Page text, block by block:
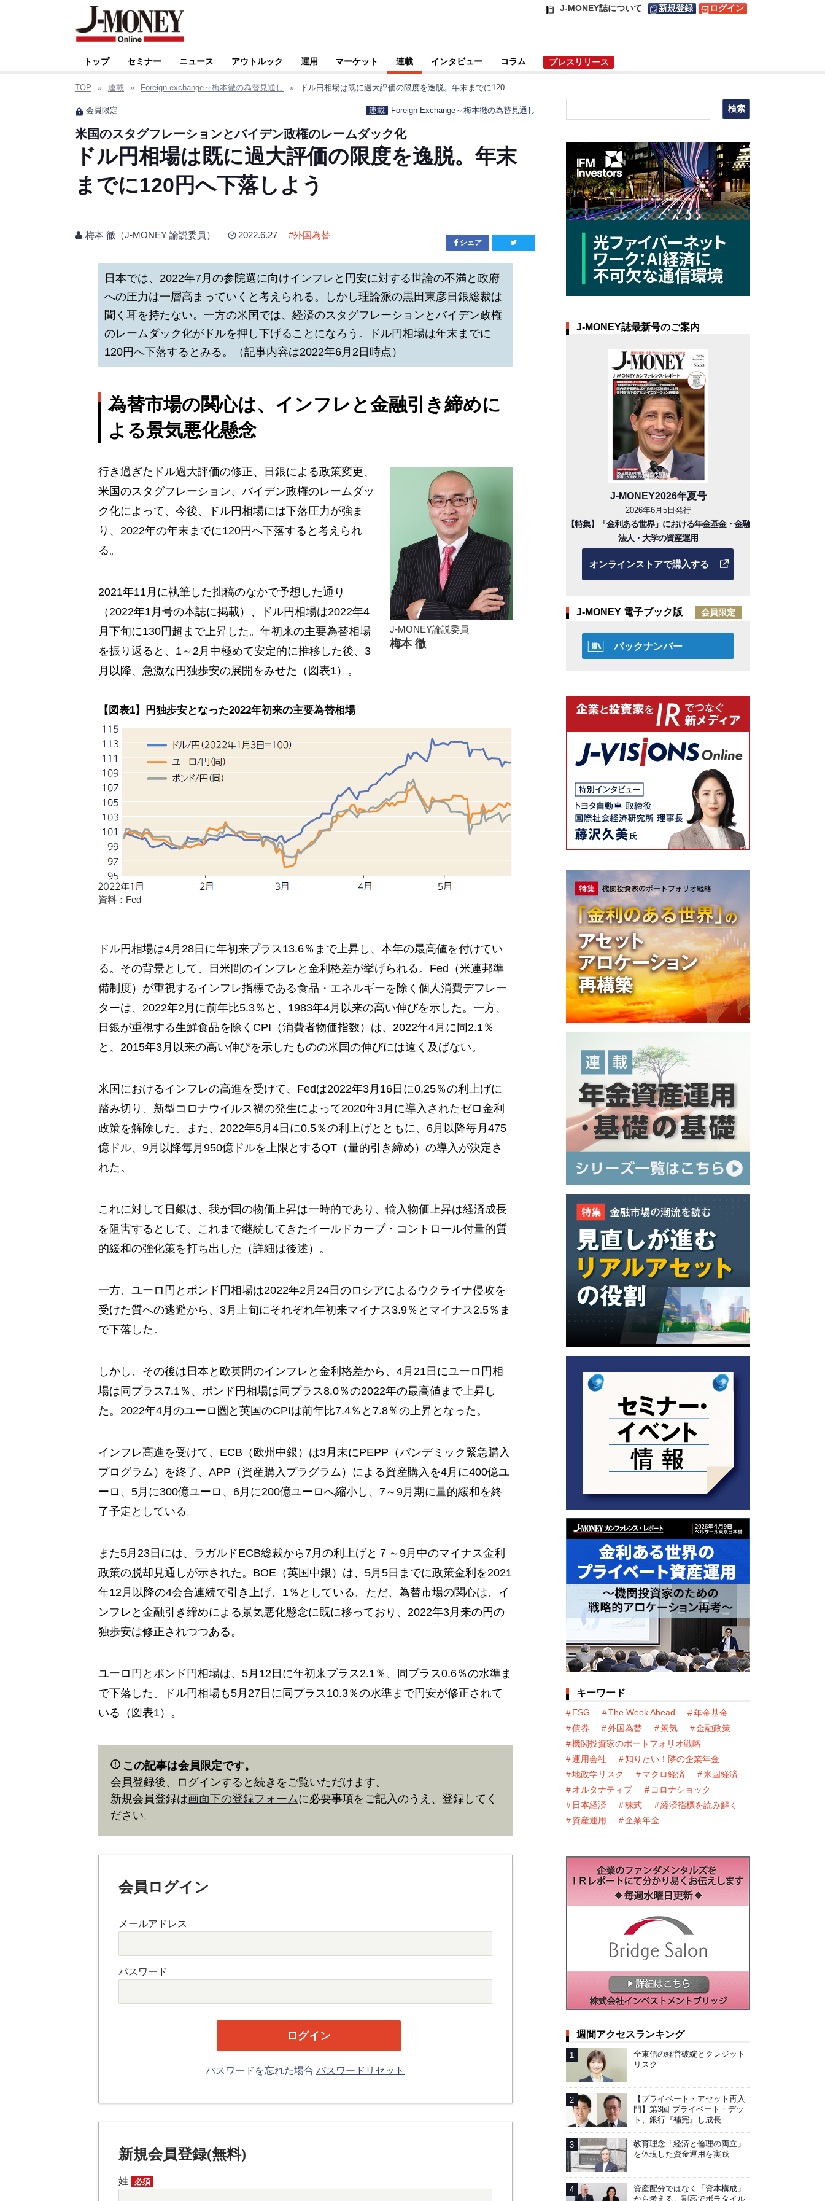
J-MONEY誌について 新規登録 ログイン
トップ セミナー ニュース アウトルック 運用 マーケット 連載 インタビュー コラム プレスリリース
TOP » 連載 » Foreign exchange～梅本徹の為替見通し » ドル円相場は既に過大評価の限度を逸脱。年末までに120円へ下落しよう
会員限定 連載 Foreign Exchange～梅本徹の為替見通し
米国のスタグフレーションとバイデン政権のレームダック化
ドル円相場は既に過大評価の限度を逸脱。年末
までに120円へ下落しよう
梅本 徹（J-MONEY 論説委員） 2022.6.27 #外国為替
シェア
日本では、2022年7月の参院選に向けインフレと円安に対する世論の不満と政府
への圧力は一層高まっていくと考えられる。しかし理論派の黒田東彦日銀総裁は
聞く耳を持たない。一方の米国では、経済のスタグフレーションとバイデン政権
のレームダック化がドルを押し下げることになろう。ドル円相場は年末までに
120円へ下落するとみる。（記事内容は2022年6月2日時点）
為替市場の関心は、インフレと金融引き締めに
よる景気悪化懸念
J-MONEY論説委員
梅本 徹
行き過ぎたドル過大評価の修正、日銀による政策変更、
米国のスタグフレーション、バイデン政権のレームダッ
ク化によって、今後、ドル円相場には下落圧力が強ま
り、2022年の年末までに120円へ下落すると考えられ
る。
2021年11月に執筆した拙稿のなかで予想した通り
（2022年1月号の本誌に掲載）、ドル円相場は2022年4
月下旬に130円超まで上昇した。年初来の主要為替相場
を振り返ると、1～2月中極めて安定的に推移した後、3
月以降、急激な円独歩安の展開をみせた（図表1）。
【図表1】円独歩安となった2022年初来の主要為替相場
資料：Fed
ドル円相場は4月28日に年初来プラス13.6％まで上昇し、本年の最高値を付けてい
る。その背景として、日米間のインフレと金利格差が挙げられる。Fed（米連邦準
備制度）が重視するインフレ指標である食品・エネルギーを除く個人消費デフレー
ターは、2022年2月に前年比5.3％と、1983年4月以来の高い伸びを示した。一方、
日銀が重視する生鮮食品を除くCPI（消費者物価指数）は、2022年4月に同2.1％
と、2015年3月以来の高い伸びを示したものの米国の伸びには遠く及ばない。
米国におけるインフレの高進を受けて、Fedは2022年3月16日に0.25％の利上げに
踏み切り、新型コロナウイルス禍の発生によって2020年3月に導入されたゼロ金利
政策を解除した。また、2022年5月4日に0.5％の利上げとともに、6月以降毎月475
億ドル、9月以降毎月950億ドルを上限とするQT（量的引き締め）の導入が決定さ
れた。
これに対して日銀は、我が国の物価上昇は一時的であり、輸入物価上昇は経済成長
を阻害するとして、これまで継続してきたイールドカーブ・コントロール付量的質
的緩和の強化策を打ち出した（詳細は後述）。
一方、ユーロ円とポンド円相場は2022年2月24日のロシアによるウクライナ侵攻を
受けた質への逃避から、3月上旬にそれぞれ年初来マイナス3.9％とマイナス2.5％ま
で下落した。
しかし、その後は日本と欧英間のインフレと金利格差から、4月21日にユーロ円相
場は同プラス7.1％、ポンド円相場は同プラス8.0％の2022年の最高値まで上昇し
た。2022年4月のユーロ圏と英国のCPIは前年比7.4％と7.8％の上昇となった。
インフレ高進を受けて、ECB（欧州中銀）は3月末にPEPP（パンデミック緊急購入
プログラム）を終了、APP（資産購入プラグラム）による資産購入を4月に400億ユ
ーロ、5月に300億ユーロ、6月に200億ユーロへ縮小し、7～9月期に量的緩和を終
了予定としている。
また5月23日には、ラガルドECB総裁から7月の利上げと７～9月中のマイナス金利
政策の脱却見通しが示された。BOE（英国中銀）は、5月5日までに政策金利を2021
年12月以降の4会合連続で引き上げ、1％としている。ただ、為替市場の関心は、イ
ンフレと金融引き締めによる景気悪化懸念に既に移っており、2022年3月来の円の
独歩安は修正されつつある。
ユーロ円とポンド円相場は、5月12日に年初来プラス2.1％、同プラス0.6％の水準ま
で下落した。ドル円相場も5月27日に同プラス10.3％の水準まで円安が修正されて
いる（図表1）。
この記事は会員限定です。
会員登録後、ログインすると続きをご覧いただけます。
新規会員登録は画面下の登録フォームに必要事項をご記入のうえ、登録してく
ださい。
会員ログイン
メールアドレス
パスワード
パスワードを忘れた場合 パスワードリセット
新規会員登録(無料)
姓 必須
J-MONEY誌最新号のご案内
J-MONEY2026年夏号
2026年6月5日発行
【特集】「金利ある世界」における年金基金・金融
法人・大学の資産運用
オンラインストアで購入する
J-MONEY 電子ブック版 会員限定
バックナンバー
キーワード
ESG The Week Ahead
年金基金
債券
外国為替 景気
金融政策
機関投資家のポートフォリオ戦略
運用会社
知りたい！隣の企業年金
地政学リスク
マクロ経済
米国経済
オルタナティブ
コロナショック
日本経済
株式
経済指標を読み解く
資産運用
企業年金
週間アクセスランキング
全東信の経営破綻とクレジット
リスク
【プライベート・アセット再入
門】第3回 プライベート・デッ
ト、銀行『補完』し成長
教育理念「経済と倫理の両立」
を体現した資金運用を実践
資産配分ではなく「資本構成」
から考える。割高でボラタイル